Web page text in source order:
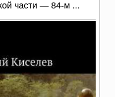
части — 84-м ...